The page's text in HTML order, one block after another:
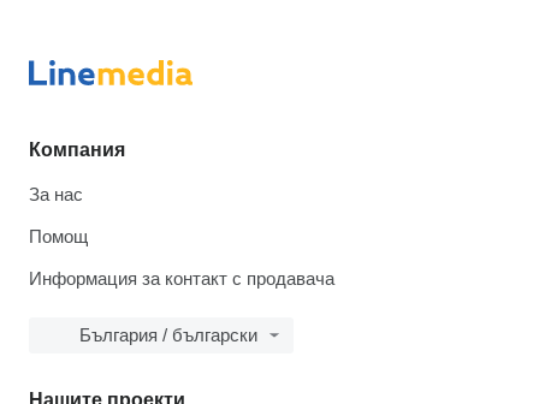
Компания
За нас
Помощ
Информация за контакт с продавача
България / български
Нашите проекти